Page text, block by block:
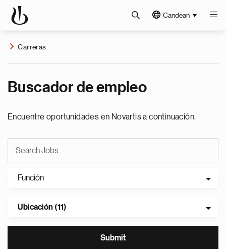
Candean
Carreras
Buscador de empleo
Encuentre oportunidades en Novartis a continuación.
Función
Ubicación (11)